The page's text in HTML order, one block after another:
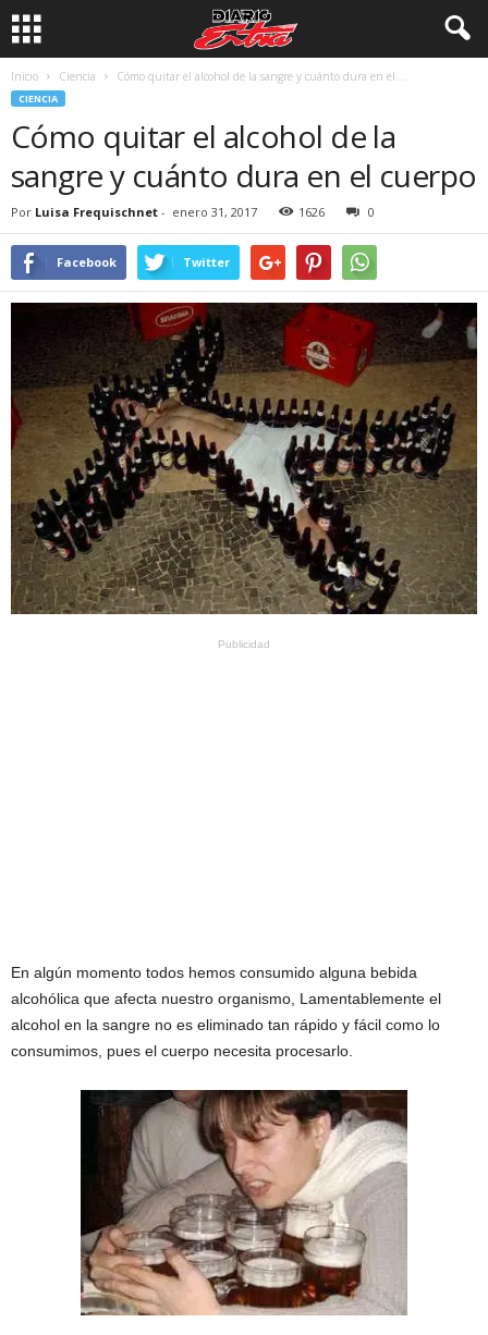
Inicio Ciencia Cómo quitar el alcohol de la sangre y cuánto dura en el...
CIENCIA
Cómo quitar el alcohol de la
sangre y cuánto dura en el cuerpo
Por Luisa Frequischnet - enero 31, 2017 1626 0
Facebook Twitter
Publicidad
En algún momento todos hemos consumido alguna bebida
alcohólica que afecta nuestro organismo, Lamentablemente el
alcohol en la sangre no es eliminado tan rápido y fácil como lo
consumimos, pues el cuerpo necesita procesarlo.